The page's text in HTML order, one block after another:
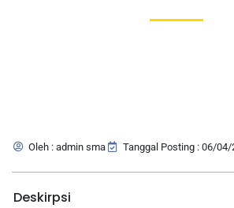
Oleh : admin sma Tanggal Posting : 06/04/
Deskirpsi